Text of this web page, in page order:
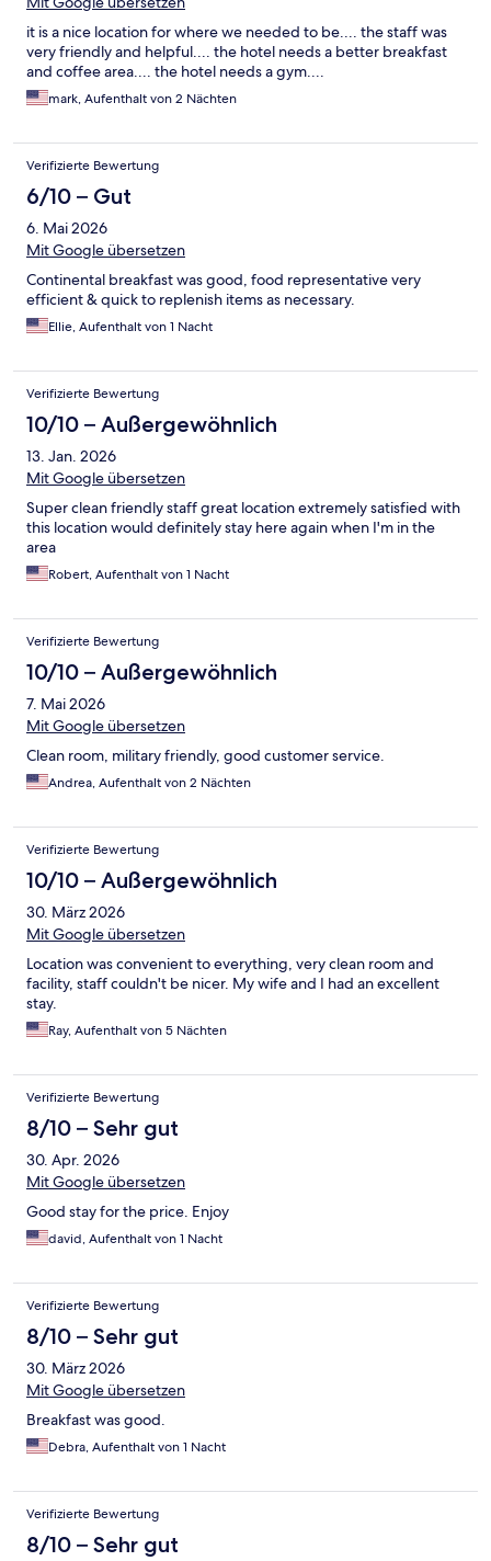
it is a nice location for where we needed to be.... the staff was
very friendly and helpful.... the hotel needs a better breakfast
and coffee area.... the hotel needs a gym....
mark, Aufenthalt von 2 Nächten
Verifizierte Bewertung
6/10 – Gut
6. Mai 2026
Mit Google übersetzen
Continental breakfast was good, food representative very
efficient & quick to replenish items as necessary.
Ellie, Aufenthalt von 1 Nacht
Verifizierte Bewertung
10/10 – Außergewöhnlich
13. Jan. 2026
Mit Google übersetzen
Super clean friendly staff great location extremely satisfied with
this location would definitely stay here again when I'm in the
area
Robert, Aufenthalt von 1 Nacht
Verifizierte Bewertung
10/10 – Außergewöhnlich
7. Mai 2026
Mit Google übersetzen
Clean room, military friendly, good customer service.
Andrea, Aufenthalt von 2 Nächten
Verifizierte Bewertung
10/10 – Außergewöhnlich
30. März 2026
Mit Google übersetzen
Location was convenient to everything, very clean room and
facility, staff couldn't be nicer. My wife and I had an excellent
stay.
Ray, Aufenthalt von 5 Nächten
Verifizierte Bewertung
8/10 – Sehr gut
30. Apr. 2026
Mit Google übersetzen
Good stay for the price. Enjoy
david, Aufenthalt von 1 Nacht
Verifizierte Bewertung
8/10 – Sehr gut
30. März 2026
Mit Google übersetzen
Breakfast was good.
Debra, Aufenthalt von 1 Nacht
Verifizierte Bewertung
8/10 – Sehr gut